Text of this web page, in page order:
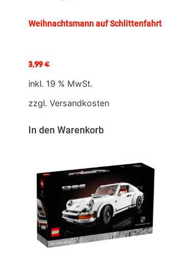
Weihnachtsmann auf Schlittenfahrt
3,99€
inkl. 19 % MwSt.
zzgl.Versandkosten
In den Warenkorb